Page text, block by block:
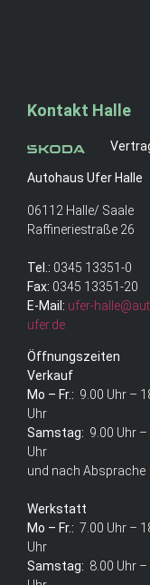
Kontakt Halle
Autohaus Ufer Halle
06112 Halle/ Saale
Raffineriestraße 26
Tel.: 0345 13351-0
Fax: 0345 13351-20
E-Mail: ufer-
ufer.de
Öffnungszeiten
Verkauf
Mo – Fr.: 9.00 Uhr –
Uhr
Samstag: 9.00 Uhr –
Uhr
und nach Absprache
Werkstatt
Mo – Fr.: 7.00 Uhr –
Uhr
Samstag: 8.00 Uhr –